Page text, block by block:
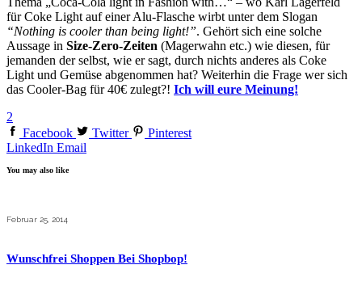
für Coke Light auf einer Alu-Flasche wirbt unter dem Slogan
“Nothing is cooler than being light!”. Gehört sich eine solche
Aussage in Size-Zero-Zeiten (Magerwahn etc.) wie diesen, für
jemanden der selbst, wie er sagt, durch nichts anderes als Coke
Light und Gemüse abgenommen hat? Weiterhin die Frage wer sich
das Cooler-Bag für 40€ zulegt?! Ich will eure Meinung!
2
Facebook
Twitter
Pinterest
LinkedIn Email
You may also like
Februar 25, 2014
Wunschfrei Shoppen Bei Shopbop!